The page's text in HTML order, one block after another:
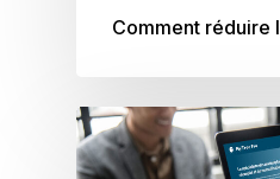
Comment réduire